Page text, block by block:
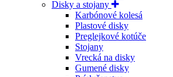
Disky a stojany
Karbónové kolesá
Plastové disky
Preglejkové kotúče
Stojany
Vrecká na disky
Gumené disky